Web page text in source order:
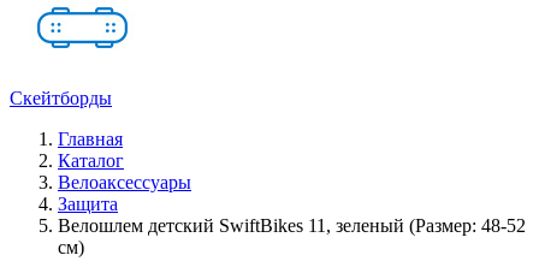
Скейтборды
Главная
Каталог
Велоаксессуары
Защита
Велошлем детский SwiftBikes 11, зеленый (Размер: 48-52
см)